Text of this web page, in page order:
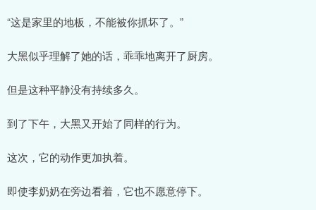
“这是家里的地板，不能被你抓坏了。”
大黑似乎理解了她的话，乖乖地离开了厨房。
但是这种平静没有持续多久。
到了下午，大黑又开始了同样的行为。
这次，它的动作更加执着。
即使李奶奶在旁边看着，它也不愿意停下。